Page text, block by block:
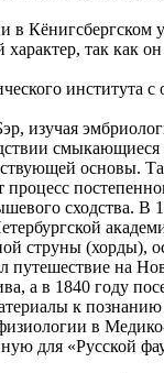
Кёнигсбергском
так как
института
изучая
основы.
сходства. В
струны (хорды),
путешествие на
а в 1840 году
к
в
для «Русской